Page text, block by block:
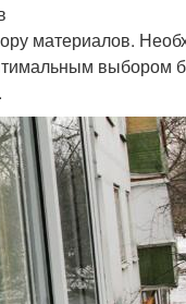
материалов.
выбором